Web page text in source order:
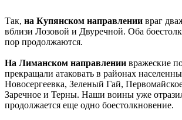
Так, на Купянском направлении враг
вблизи Лозовой и Двуречной. Оба
пор продолжаются.
На Лиманском направлении вражеские
прекращали атаковать в районах
Новосергеевка, Зеленый Гай,
Заречное и Терны. Наши воины уже
продолжается еще одно боестолкновение.